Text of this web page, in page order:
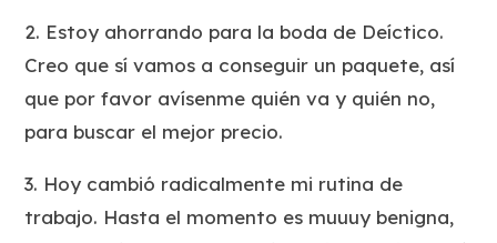
2. Estoy ahorrando para la boda de Deíctico.
Creo que sí vamos a conseguir un paquete, así
que por favor avísenme quién va y quién no,
para buscar el mejor precio.
3. Hoy cambió radicalmente mi rutina de
trabajo. Hasta el momento es muuuy benigna,